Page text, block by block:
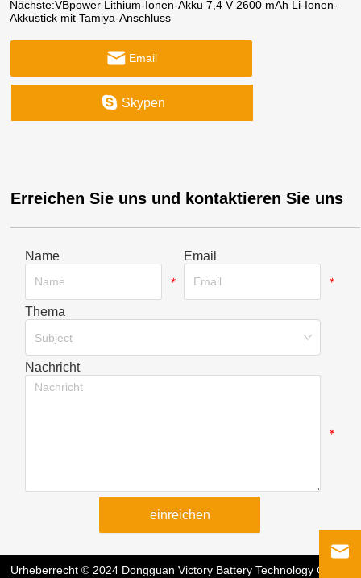
Nächste:VBpower Lithium-Ionen-Akku 7,4 V 2600 mAh Li-Ionen-
Akkustick mit Tamiya-Anschluss
Email
Skypen
Erreichen Sie uns und kontaktieren Sie uns
Name
*
Email
*
Thema
Subject
Nachricht
*
einreichen
Urheberrecht © 2024 Dongguan Victory Battery Technology Co.,